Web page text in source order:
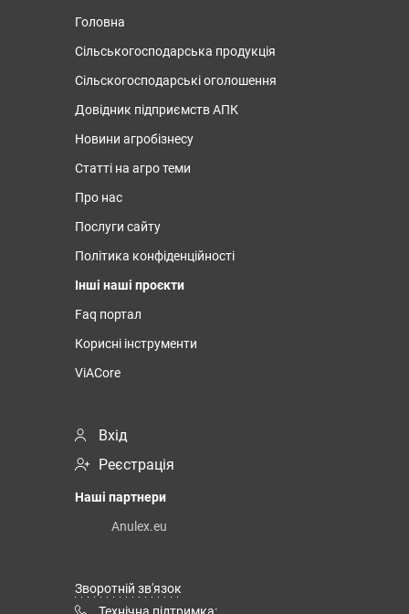
Головна
Сільськогосподарська продукція
Сільскогосподарські оголошення
Довідник підприємств АПК
Новини агробізнесу
Статті на агро теми
Про нас
Послуги сайту
Політика конфіденційності
Інші наші проєкти
Faq портал
Корисні інструменти
ViACore
Вхід
Реєстрація
Наші партнери
Anulex.eu
Зворотній зв'язок